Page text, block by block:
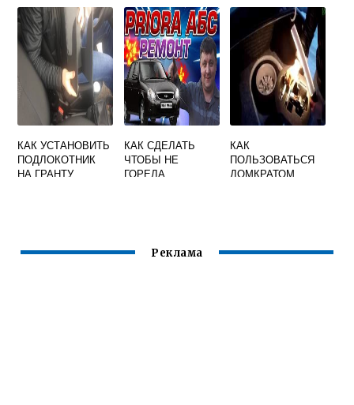
ИК ПРИОРА
КАК УСТАНОВИТЬ
ПОДЛОКОТНИК
НА ГРАНТУ
КАК СДЕЛАТЬ
ЧТОБЫ НЕ
ГОРЕЛА
КАК
ПОЛЬЗОВАТЬСЯ
ДОМКРАТОМ
Реклама